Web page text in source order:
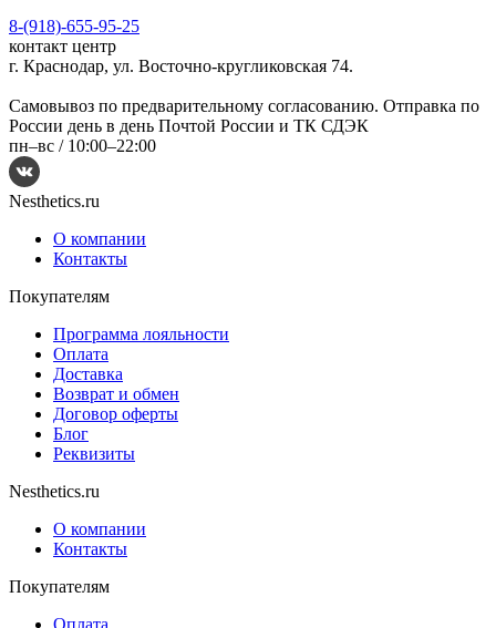
8-(918)-655-95-25
контакт центр
г. Краснодар, ул. Восточно-кругликовская 74.
Самовывоз по предварительному согласованию. Отправка по
России день в день Почтой России и ТК СДЭК
пн–вс / 10:00–22:00
Nesthetics.ru
О компании
Контакты
Покупателям
Программа лояльности
Оплата
Доставка
Возврат и обмен
Договор оферты
Блог
Реквизиты
Nesthetics.ru
О компании
Контакты
Покупателям